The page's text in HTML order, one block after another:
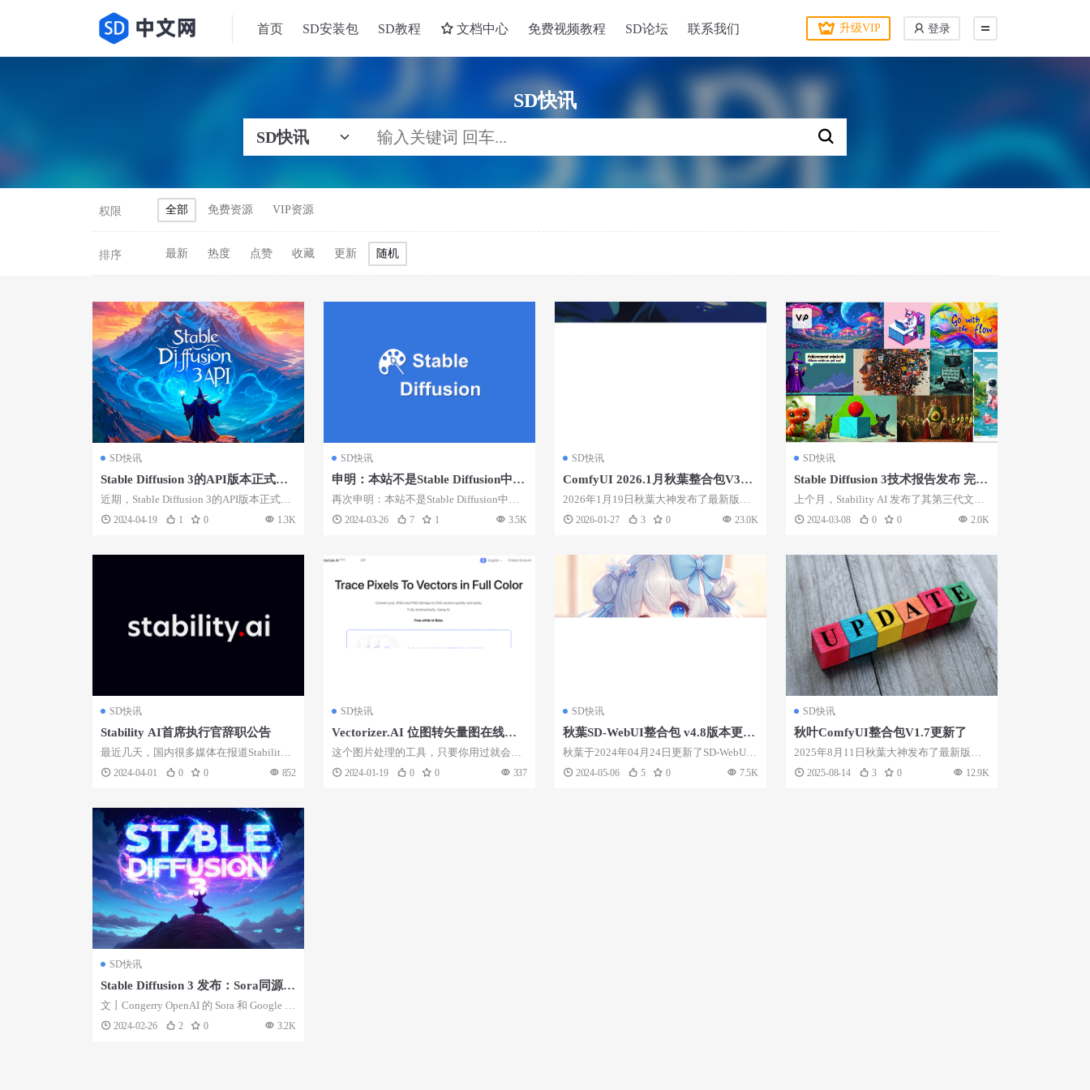
首页 SD安装包 SD教程 文档中心 免费视频教程 SD论坛 联系我们 升级VIP 登录
SD快讯
权限 全部 免费资源 VIP资源
排序 最新 热度 点赞 收藏 更新 随机
SD快讯
Stable Diffusion 3的API版本正式发
布
近期，Stable Diffusion 3的API版本正式发
布。Stable D...
2024-04-19 1 0 1.3K
SD快讯
申明：本站不是Stable Diffusion中国
官网
再次申明：本站不是Stable Diffusion中国
的官方网站，Stable ...
2024-03-26 7 1 3.5K
SD快讯
ComfyUI 2026.1月秋葉整合包V3更
新
2026年1月19日秋葉大神发布了最新版的
ComfyUI整合包，版本号为V3。大...
2026-01-27 3 0 23.0K
SD快讯
Stable Diffusion 3技术报告发布 完整
报告下载地址
上个月，Stability AI 发布了其第三代文生
图大模型 Stable Di...
2024-03-08 0 0 2.0K
SD快讯
Stability AI首席执行官辞职公告
最近几天，国内很多媒体在报道Stability
AI首席执行官辞职的事情时夸大其...
2024-04-01 0 0 852
SD快讯
Vectorizer.AI 位图转矢量图在线工
具
这个图片处理的工具，只要你用过就会立
马路转粉 。能快速轻松地将 JPEG 和 P...
2024-01-19 0 0 337
SD快讯
秋葉SD-WebUI整合包 v4.8版本更新
日志
秋葉于2024年04月24日更新了SD-WebUI
整合包 v4.8版本。以下为此...
2024-05-06 5 0 7.5K
SD快讯
秋叶ComfyUI整合包V1.7更新了
2025年8月11日秋葉大神发布了最新版的
ComfyUI整合包，版本号为V1.7...
2025-08-14 3 0 12.9K
SD快讯
Stable Diffusion 3 发布：Sora同源技
术 效果暴打DALL·E3
文丨Congerry OpenAI 的 Sora 和 Google 的
Gemin...
2024-02-26 2 0 3.2K